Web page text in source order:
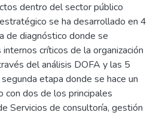
dentro del sector público
se ha desarrollado en 4
de diagnóstico donde se
críticos de la organización
del análisis DOFA y las 5
etapa donde se hace un
con dos de los principales
Servicios de consultoría, gestión